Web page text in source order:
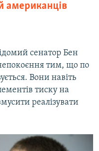
американців
сенатор Бен
тим, що по
Вони навіть
тиску на
реалізувати